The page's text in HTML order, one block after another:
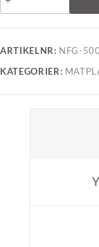
ARTIKELNR: NFG-
KATEGORIER: